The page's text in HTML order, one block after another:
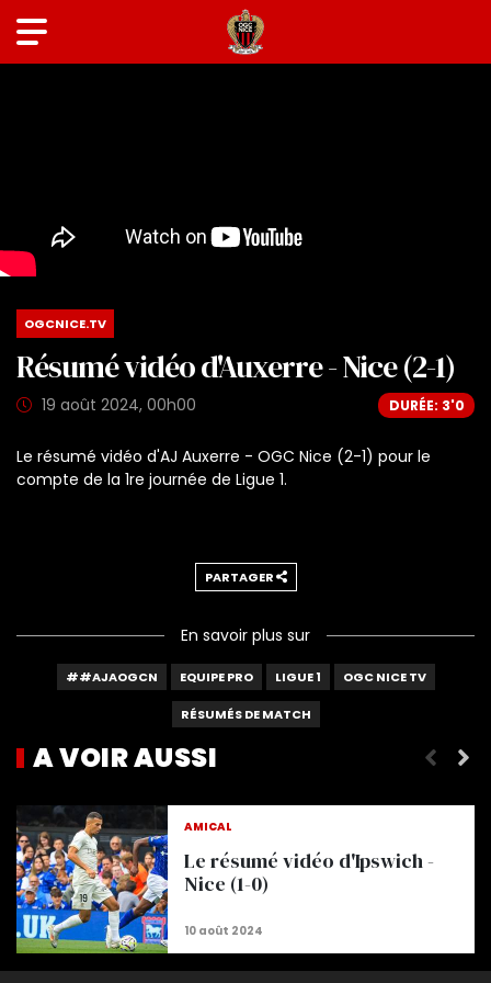
OGCNICE.TV
Résumé vidéo d'Auxerre - Nice (2-1)
19 août 2024, 00h00 DURÉE: 3'0
Le résumé vidéo d'AJ Auxerre - OGC Nice (2-1) pour le
compte de la 1re journée de Ligue 1.
PARTAGER
En savoir plus sur
##AJAOGCN EQUIPE PRO LIGUE 1 OGC NICE TV
RÉSUMÉS DE MATCH
A VOIR AUSSI
AMICAL
Le résumé vidéo d'Ipswich -
Nice (1-0)
Le résumé de Marseille 2-2 Nice